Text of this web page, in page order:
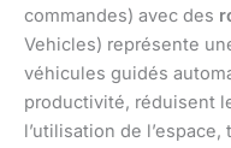
commandes) avec des
Vehicles) représente
véhicules guidés
productivité, réduisent
l’utilisation de